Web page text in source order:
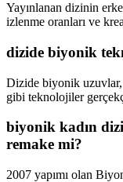
Yayınlanan dizinin
izlenme oranları ve
dizide biyonik
Dizide biyonik uzuvlar,
gibi teknolojiler
biyonik kadın
remake mi?
2007 yapımı olan